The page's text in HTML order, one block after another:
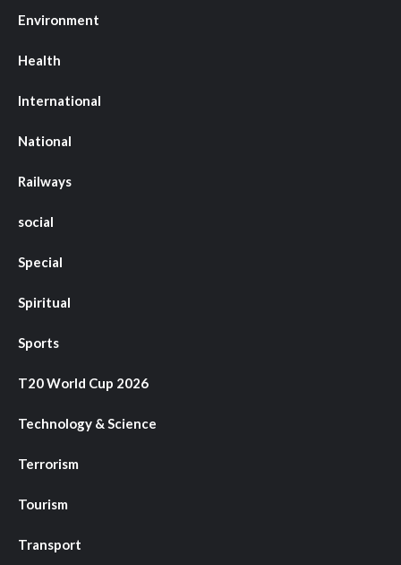
Environment
Health
International
National
Railways
social
Special
Spiritual
Sports
T20 World Cup 2026
Technology & Science
Terrorism
Tourism
Transport